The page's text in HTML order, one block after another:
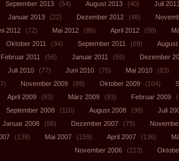
September 2013 (54) August 2013 (40)
Juli
Januar 2013 (22) Dezember 2012 (48)
2012 (72) Mai 2012 (86) April 2012 (58)
Oktober 2011 (34) September 2011 (69)
August
Februar 2011 (56) Januar 2011 (59)
Dezember
Juli 2010 (77) Juni 2010 (75) Mai 2010
(83)
November 2009 (89) Oktober 2009 (104)
April 2009 (83) März 2009 (93) Februar 2009
September 2008 (116) August 2008 (98)
Juli
Januar 2008 (86) Dezember 2007 (79)
(139) Mai 2007 (159) April 2007 (136)
November 2006
(213)